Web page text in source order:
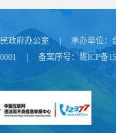
政府办公室 承办单位：
备案序号：陇ICP备